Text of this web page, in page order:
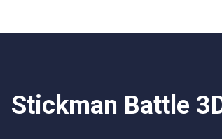
Stickman Battle